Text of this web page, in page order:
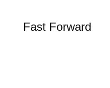
Fast Forward